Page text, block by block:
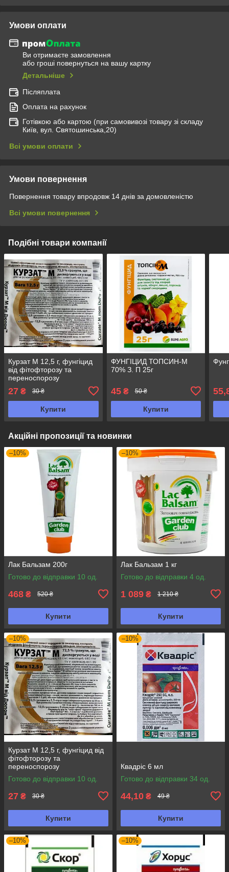
Умови оплати
Ви отримаєте замовлення
або гроші повернуться на вашу картку
Детальніше
Післяплата
Оплата на рахунок
Готівкою або картою (при самовивозі товару зі складу
Київ, вул. Святошинська,20)
Всі умови оплати
Умови повернення
Повернення товару впродовж 14 днів за домовленістю
Всі умови повернення
Подібні товари компанії
Курзат М 12,5 г, фунгіцид
від фітофторозу та
переноспорозу
27 ₴ 30 ₴
Купити
ФУНГІЦИД ТОПСИН-М
70% З. П 25г
45₴ 50 ₴
Купити
Акційні пропозиції та новинки
–10%
Лак Бальзам 200г
Готово до відправки 10 од.
468 ₴ 520 ₴
Купити
–10%
Лак Бальзам 1 кг
Готово до відправки 4 од.
1 089 ₴ 1 210 ₴
Купити
–10%
Курзат М 12,5 г, фунгіцид від
фітофторозу та
переноспорозу
Готово до відправки 10 од.
27 ₴ 30 ₴
Купити
–10%
Квадріс 6 мл
Готово до відправки 34 од.
44,10 ₴ 49 ₴
Купити
–10% –10%